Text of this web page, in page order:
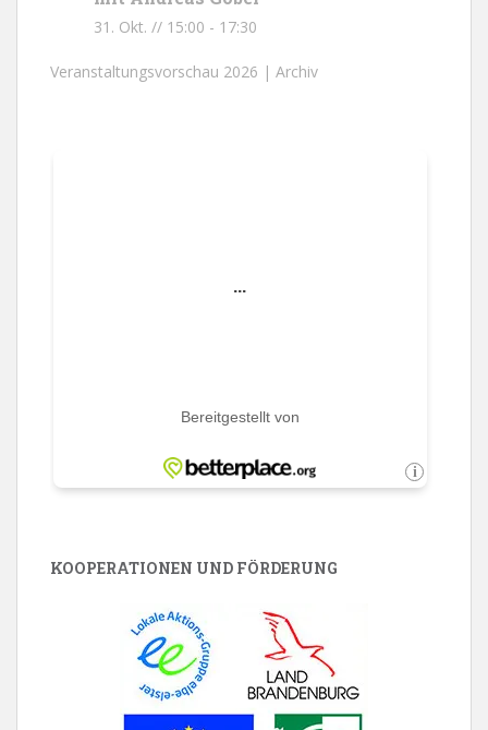
31. Okt. // 15:00 - 17:30
Veranstaltungsvorschau 2026 | Archiv
KOOPERATIONEN UND FÖRDERUNG